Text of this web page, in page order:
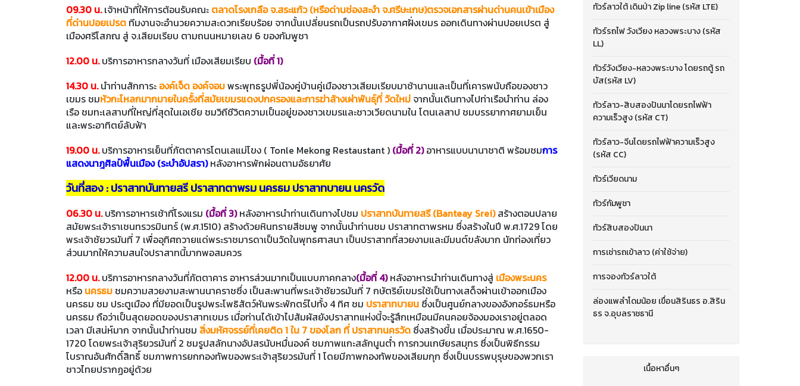
09.30 น.เจ้าหน้าที่ให้การต้อนรับคณะ ตลาดโรงเกลือ จ.สระแก้ว (หรือด่านช่องสะงำ จ.ศรีษะเกษ)ตรวจเอกสารผ่านด่านคนเข้าเมือง
ที่ด่านปอยเปรต ทีมงานจะอำนวยความสะดวกเรียบร้อย จากนั้นเปลี่ยนรถเป็นรถปรับอากาศฝั่งเขมร ออกเดินทางผ่านปอยเปรต สู่
เมืองศรีโสภณ สู่ จ.เสียมเรียบ ตามถนนหมายเลข 6 ของกัมพูชา
12.00 น.บริการอาหารกลางวันที่ เมืองเสียมเรียบ (มื้อที่ 1)
14.30 น.นำท่านสักการะ องค์เจ็ด องค์จอมพระพุทธรูปพี่น้องคู่บ้านคู่เมืองชาวเสียมเรียบมาช้านานและเป็นที่เคารพนับถือของชาว
เขมร ชมหัวกะโหลกมากมายในครั้งที่สมัยเขมรแดงปกครองและการฆ่าล้างเผ่าพันธุ์ที่ วัดใหม่จากนั้นเดินทางไปท่าเรือนำท่าน ล่อง
เรือ ชมทะเลสาบที่ใหญ่ที่สุดในเอเชีย ชมวิถีชีวิตความเป็นอยู่ของชาวเขมรและชาวเวียดนามใน โตนเลสาป ชมบรรยากาศยามเย็น
และพระอาทิตย์ลับฟ้า
19.00 น.บริการอาหารเย็นที่ภัตตาคารโตนเลแม่โขง ( Tonle Mekong Restaustant ) (มื้อที่ 2)อาหารแบบนานาชาติ พร้อมชมการ
แสดงนาฎศิลป์พื้นเมือง (ระบำอัปสรา)หลังอาหารพักผ่อนตามอัธยาศัย
วันที่สอง : ปราสาทบันทายสรี ปราสาทตาพรม นครธม ปราสาทบายน นครวัด
06.30 น.บริการอาหารเช้าที่โรงแรม (มื้อที่ 3)หลังอาหารนำท่านเดินทางไปชม ปราสาทบันทายสรี (Banteay Srei)สร้างตอนปลาย
สมัยพระเจ้าราเชนทรวรมินทร์ (พ.ศ.1510) สร้างด้วยหินทรายสีชมพู จากนั้นนำท่านชม ปราสาทตาพรหม ซึ่งสร้างในปี พ.ศ.1729 โดย
พระเจ้าชัยวรมันที่ 7 เพื่ออุทิศถวายแด่พระราชมารดาเป็นวัดในพุทธศาสนา เป็นปราสาทที่สวยงามและมีมนต์ขลังมาก นักท่องเที่ยว
ส่วนมากให้ความสนใจปราสาทนี้มากพอสมควร
12.00 น.บริการอาหารกลางวันที่ภัตตาคาร อาหารส่วนมากเป็นแบบภาคกลาง(มื้อที่ 4)หลังอาหารนำท่านเดินทางสู่ เมืองพระนคร
หรือ นครธม ชมความสวยงามสะพานนาคราชซึ่ง เป็นสะพานที่พระเจ้าชัยวรมันที่ 7 กษัตริย์เขมรใช้เป็นทางเสด็จผ่านเข้าออกเมือง
นครธม ชม ประตูเมือง ที่มียอดเป็นรูปพระโพธิสัตว์หันพระพักตร์ไปทั้ง 4 ทิศ ชม ปราสาทบายน ซึ่งเป็นศูนย์กลางของอังกอร์ธมหรือ
นครธม ถือว่าเป็นสุดยอดของปราสาทเขมร เมื่อท่านได้เข้าไปสัมผัสยังปราสาทแห่งนี้จะรู้สึกเหมือนมีคนคอยจ้องมองเราอยู่ตลอด
เวลา มีเสน่ห์มาก จากนั้นนำท่านชม สิ่งมหัศจรรย์ที่เคยติด 1 ใน 7 ของโลก ที่ ปราสาทนครวัด ซึ่งสร้างขี้น เมื่อประมาณ พ.ศ.1650-
1720 โดยพระเจ้าสุริยวรมันที่ 2 ชมรูปสลักนางอัปสรนับหมื่นองค์ ชมภาพแกะสลักนูนต่ำ การกวนเกษียรสมุทร ซึ่งเป็นพิธีกรรม
โบราณอันศักดิ์สิทธิ์ ชมภาพการยกกองทัพของพระเจ้าสุริยวรมันที่ 1 โดยมีภาพกองทัพของเสียมกุก ซึ่งเป็นบรรพบุรุษของพวกเรา
ชาวไทยปรากฏอยู่ด้วย
ทัวร์ลาวใต้ เดินป่า Zip line (รหัส LTE)
ทัวร์รถไฟ วังเวียง หลวงพระบาง (รหัส
LL)
ทัวร์วังเวียง-หลวงพระบาง โดยรถตู้ รถ
บัส(รหัส LV)
ทัวร์ลาว-สิบสองปันนาโดยรถไฟฟ้า
ความเร็วสูง (รหัส CT)
ทัวร์ลาว-จีนโดยรถไฟฟ้าความเร็วสูง
(รหัส CC)
ทัวร์เวียดนาม
ทัวร์กัมพูชา
ทัวร์สิบสองปันนา
การเช่ารถเข้าลาว (ค่าใช้จ่าย)
การจองทัวร์ลาวใต้
ล่องแพลำโดมน้อย เขื่อนสิรินธร อ.สิริน
ธร จ.อุบลราชธานี
เนื้อหาอื่นๆ